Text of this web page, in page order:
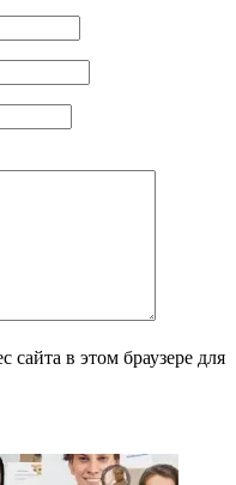
сайта в этом браузере для